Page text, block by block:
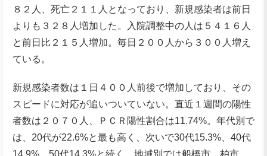
８２人、死亡２１１人となっており、新規感染者は前日
よりも３２８人増加した。入院調整中の人は５４１６人
と前日比２１５人増加。毎日２００人から３００人増え
ている。
新規感染者数は１日４００人前後で増加しており、その
スピードに対応が追いついていない。直近１週間の陽性
者数は２０７０人、ＰＣＲ陽性割合は11.74%。年代別で
は、20代が22.6%と最も高く、次いで30代15.3%、40代
14.9%、50代14.3%と続く。地域別では船橋市、柏市、